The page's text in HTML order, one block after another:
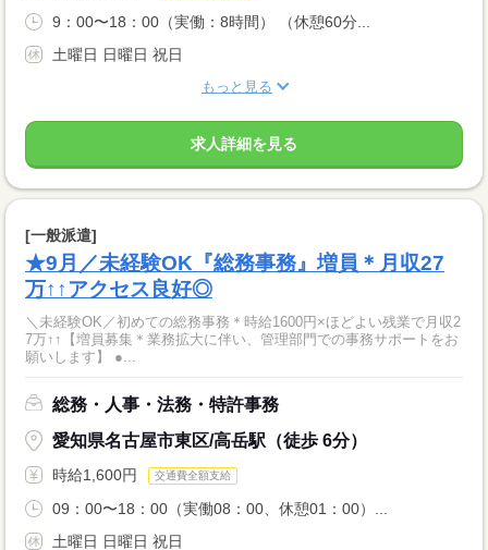
9：00〜18：00（実働：8時間） （休憩60分...
土曜日 日曜日 祝日
もっと見る
求人詳細を見る
[一般派遣]
★9月／未経験OK『総務事務』増員＊月収27
万↑↑アクセス良好◎
＼未経験OK／初めての総務事務＊時給1600円×ほどよい残業で月収2
7万↑↑【増員募集＊業務拡大に伴い、管理部門での事務サポートをお
願いします】 ●...
総務・人事・法務・特許事務
愛知県名古屋市東区/高岳駅（徒歩 6分）
時給1,600円 交通費全額支給
09：00〜18：00（実働08：00、休憩01：00）...
土曜日 日曜日 祝日